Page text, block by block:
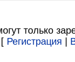
только
[ Регистрация